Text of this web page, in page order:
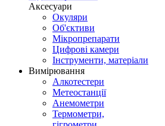
Аксесуари
Окуляри
Об'єктиви
Мікропрепарати
Цифрові камери
Інструменти, матеріали
Вимірювання
Алкотестери
Метеостанції
Анемометри
Термометри,